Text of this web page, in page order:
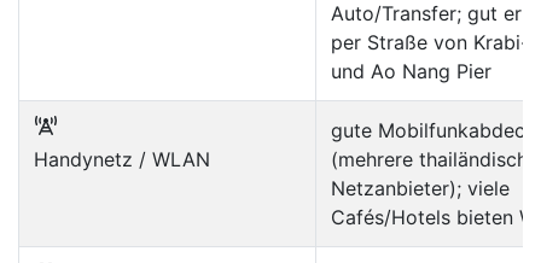
Auto/Transfer; gut
per Straße von Krabi-
und Ao Nang Pier
Handynetz / WLAN
gute
(mehrere thailändische
Netzanbieter); viele
Cafés/Hotels bieten